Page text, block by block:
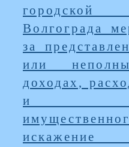
Волгограда
за
или
доходах,
и
искажение